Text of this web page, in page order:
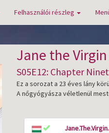
Felhasználói részleg
Jane the Virgin
S05E12: Chapter
Ez a sorozat a 23 éves lány
A nőgyógyásza véletlenül